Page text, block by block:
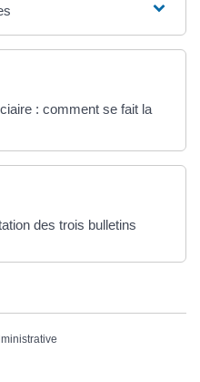
: comment se fait la
des trois bulletins